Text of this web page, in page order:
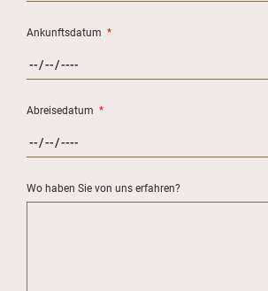
Ankunftsdatum *
Abreisedatum *
Wo haben Sie von uns erfahren?